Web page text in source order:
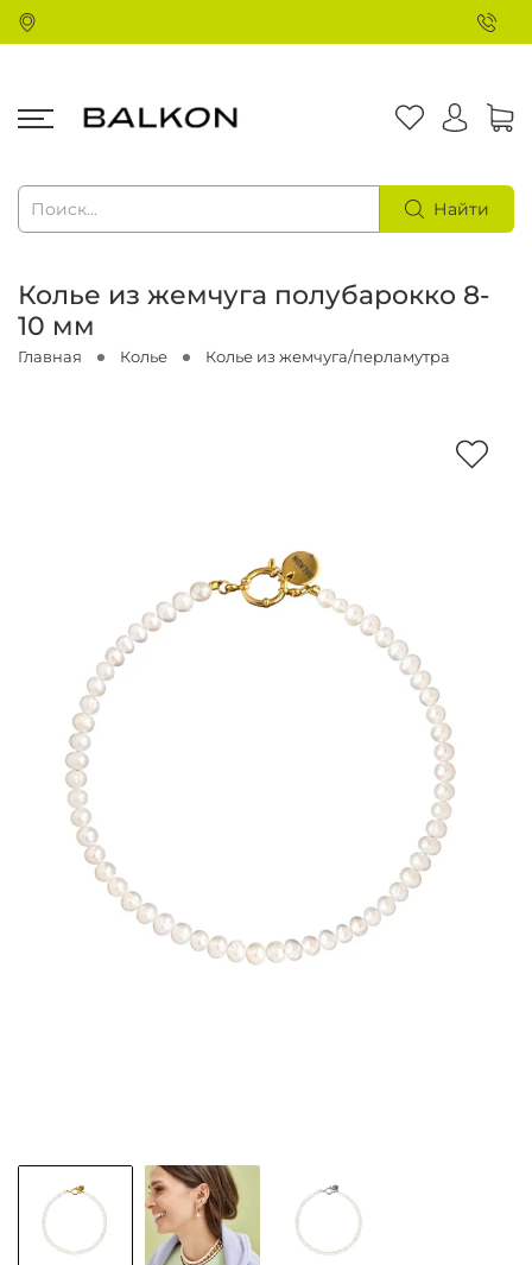
Найти
Колье из жемчуга полубарокко 8-
10 мм
Главная Колье Колье из жемчуга/перламутра